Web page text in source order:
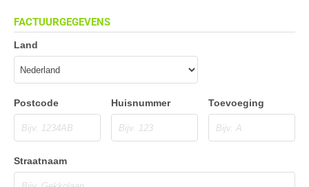
FACTUURGEGEVENS
Land
Postcode Huisnummer Toevoeging
Straatnaam